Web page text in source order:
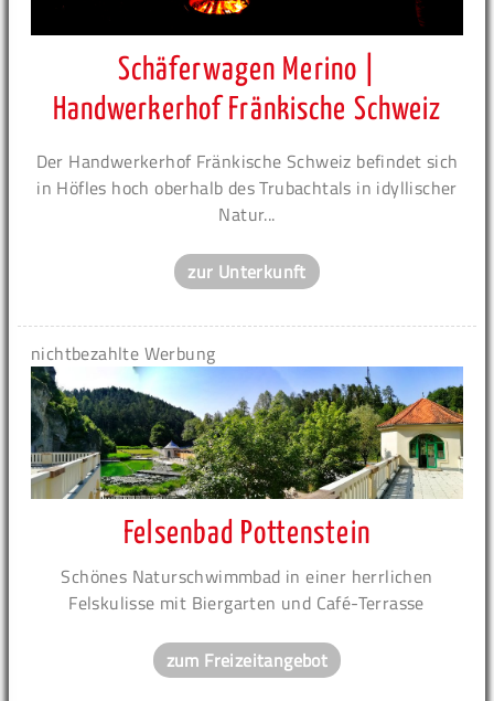
Schäferwagen Merino |
Handwerkerhof Fränkische Schweiz
Der Handwerkerhof Fränkische Schweiz befindet sich
in Höfles hoch oberhalb des Trubachtals in idyllischer
Natur...
zur Unterkunft
nichtbezahlte Werbung
Felsenbad Pottenstein
Schönes Naturschwimmbad in einer herrlichen
Felskulisse mit Biergarten und Café-Terrasse
zum Freizeitangebot